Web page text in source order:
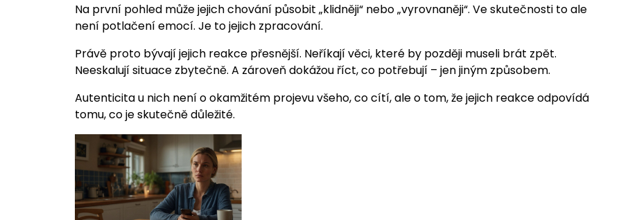
Na první pohled může jejich chování působit „klidněji“ nebo „vyrovnaněji“. Ve skutečnosti to ale
není potlačení emocí. Je to jejich zpracování.
Právě proto bývají jejich reakce přesnější. Neříkají věci, které by později museli brát zpět.
Neeskalují situace zbytečně. A zároveň dokážou říct, co potřebují – jen jiným způsobem.
Autenticita u nich není o okamžitém projevu všeho, co cítí, ale o tom, že jejich reakce odpovídá
tomu, co je skutečně důležité.